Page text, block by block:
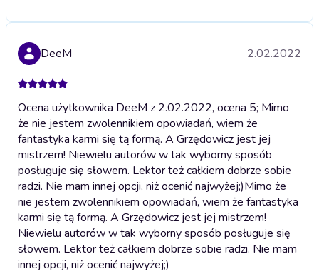
DeeM 2.02.2022
Ocena użytkownika DeeM z 2.02.2022, ocena 5; Mimo
że nie jestem zwolennikiem opowiadań, wiem że
fantastyka karmi się tą formą. A Grzędowicz jest jej
mistrzem! Niewielu autorów w tak wyborny sposób
posługuje się słowem. Lektor też całkiem dobrze sobie
radzi. Nie mam innej opcji, niż ocenić najwyżej;)Mimo że
nie jestem zwolennikiem opowiadań, wiem że fantastyka
karmi się tą formą. A Grzędowicz jest jej mistrzem!
Niewielu autorów w tak wyborny sposób posługuje się
słowem. Lektor też całkiem dobrze sobie radzi. Nie mam
innej opcji, niż ocenić najwyżej;)